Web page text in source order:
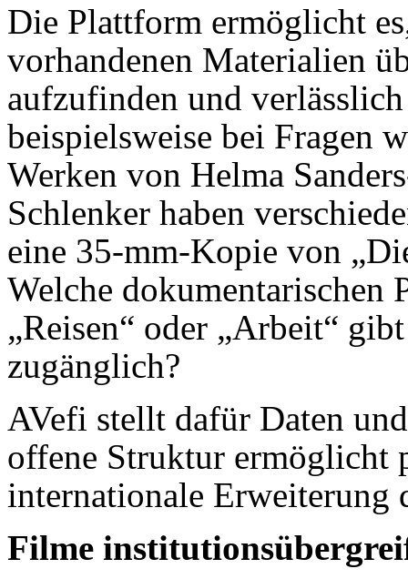
Die Plattform ermöglicht
vorhandenen Materialien
aufzufinden und
beispielsweise bei Fragen
Werken von Helma
Schlenker haben
eine 35-mm-Kopie von
Welche dokumentarischen
„Reisen“ oder „Arbeit“
zugänglich?
AVefi stellt dafür Daten
offene Struktur ermöglicht
internationale Erweiterung
Filme